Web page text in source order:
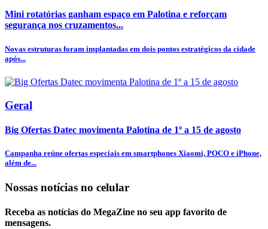
Mini rotatórias ganham espaço em Palotina e reforçam
segurança nos cruzamentos...
Novas estruturas foram implantadas em dois pontos estratégicos da cidade
após...
Geral
Big Ofertas Datec movimenta Palotina de 1º a 15 de agosto
Campanha reúne ofertas especiais em smartphones Xiaomi, POCO e iPhone,
além de...
Nossas notícias no celular
Receba as notícias do MegaZine no seu app favorito de
mensagens.